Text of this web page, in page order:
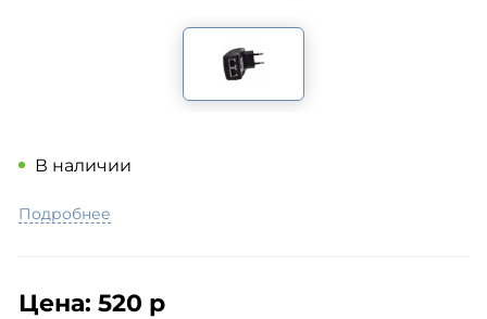
В наличии
Подробнее
Цена: 520 р